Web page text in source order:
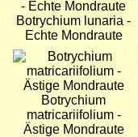
Botrychium lunaria -
Echte Mondraute
Bild
Botrychium
matricariifolium -
Ästige Mondraute